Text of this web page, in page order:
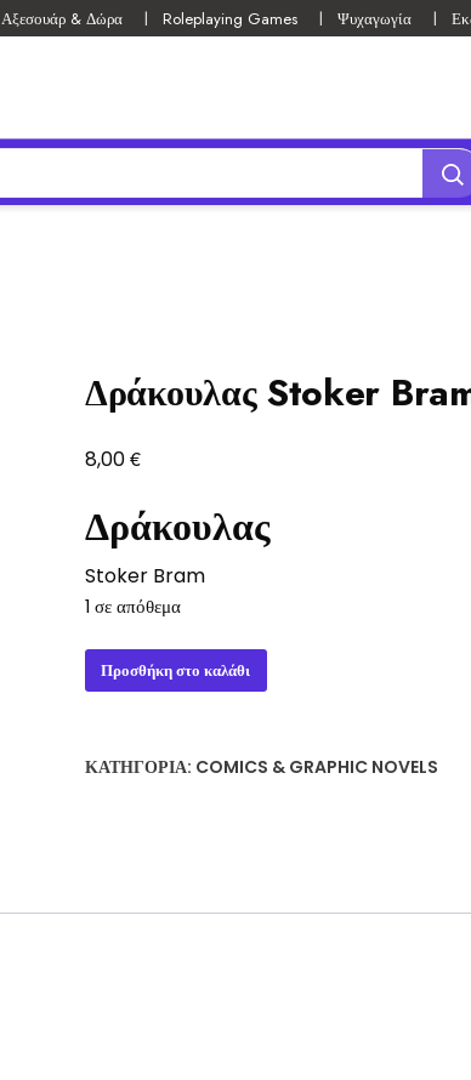
Αξεσουάρ & Δώρα Roleplaying Games Ψυχαγωγία
Δράκουλας Stoker
8,00€
Δράκουλας
Stoker Bram
1 σε απόθεμα
Δράκουλας
Stoker
Προσθήκη στο καλάθι
ΚΑΤΗΓΟΡΊΑ: COMICS & GRAPHIC NOVELS